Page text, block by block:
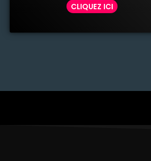
CLIQUEZ ICI